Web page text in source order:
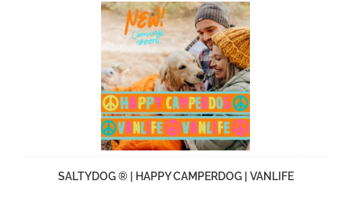
SALTYDOG ® | HAPPY CAMPERDOG | VANLIFE